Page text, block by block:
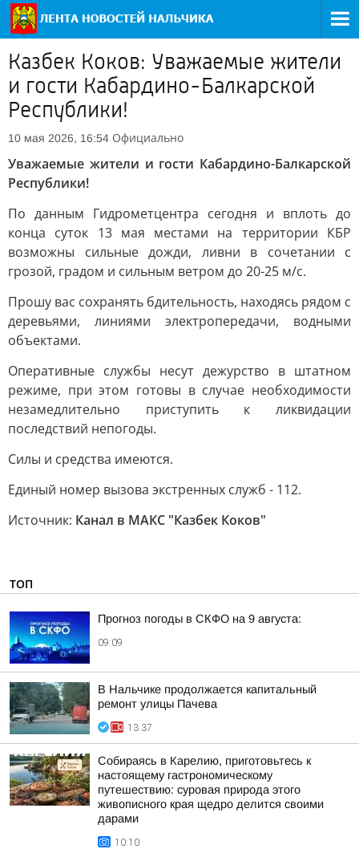
Казбек Коков: Уважаемые жители
и гости Кабардино-Балкарской
Республики!
10 мая 2026, 16:54 Официально
Уважаемые жители и гости Кабардино-Балкарской
Республики!
По данным Гидрометцентра сегодня и вплоть до
конца суток 13 мая местами на территории КБР
возможны сильные дожди, ливни в сочетании с
грозой, градом и сильным ветром до 20-25 м/с.
Прошу вас сохранять бдительность, находясь рядом с
деревьями, линиями электропередачи, водными
объектами.
Оперативные службы несут дежурство в штатном
режиме, при этом готовы в случае необходимости
незамедлительно приступить к ликвидации
последствий непогоды.
Силы и средства имеются.
Единый номер вызова экстренных служб - 112.
Источник: Канал в МАКС "Казбек Коков"
ТОП
Прогноз погоды в СКФО на 9 августа:
09:09
В Нальчике продолжается капитальный
ремонт улицы Пачева
13:37
Собираясь в Карелию, приготовьтесь к
настоящему гастрономическому
путешествию: суровая природа этого
живописного края щедро делится своими
дарами
10:10